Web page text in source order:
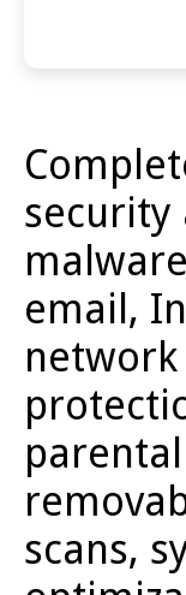
security
email,
network
scans,